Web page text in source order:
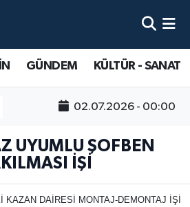
GÜNDEM KÜLTÜR - SANAT
02.07.2026 - 00:00
UYUMLU ŞOFBEN
İŞİ
KAZAN DAİRESİ MONTAJ-DEMONTAJ İŞİ